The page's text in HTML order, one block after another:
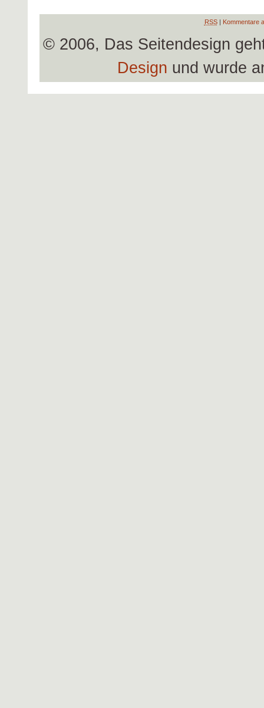
RSS| Kommentare
© 2006, Das Seitendesign
Design und wurde